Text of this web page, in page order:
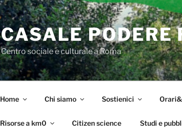
CASALE PODERE
Centro sociale e culturale a Roma
Home Chi siamo Sostienici
Risorse a km0 Citizen science Studi e